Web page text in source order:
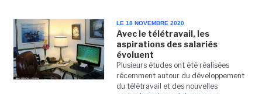
LE 18 NOVEMBRE 2020
Avec le télétravail, les
aspirations des salariés
évoluent
Plusieurs études ont été réalisées
récemment autour du développement
du télétravail et des nouvelles